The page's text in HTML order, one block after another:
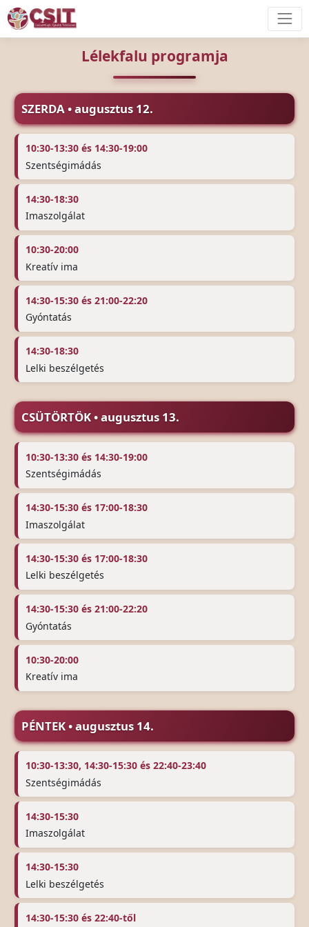
Lélekfalu programja
SZERDA • augusztus 12.
10:30-13:30 és 14:30-19:00
Szentségimádás
14:30-18:30
Imaszolgálat
10:30-20:00
Kreatív ima
14:30-15:30 és 21:00-22:20
Gyóntatás
14:30-18:30
Lelki beszélgetés
CSÜTÖRTÖK • augusztus 13.
10:30-13:30 és 14:30-19:00
Szentségimádás
14:30-15:30 és 17:00-18:30
Imaszolgálat
14:30-15:30 és 17:00-18:30
Lelki beszélgetés
14:30-15:30 és 21:00-22:20
Gyóntatás
10:30-20:00
Kreatív ima
PÉNTEK • augusztus 14.
10:30-13:30, 14:30-15:30 és 22:40-23:40
Szentségimádás
14:30-15:30
Imaszolgálat
14:30-15:30
Lelki beszélgetés
14:30-15:30 és 22:40-től